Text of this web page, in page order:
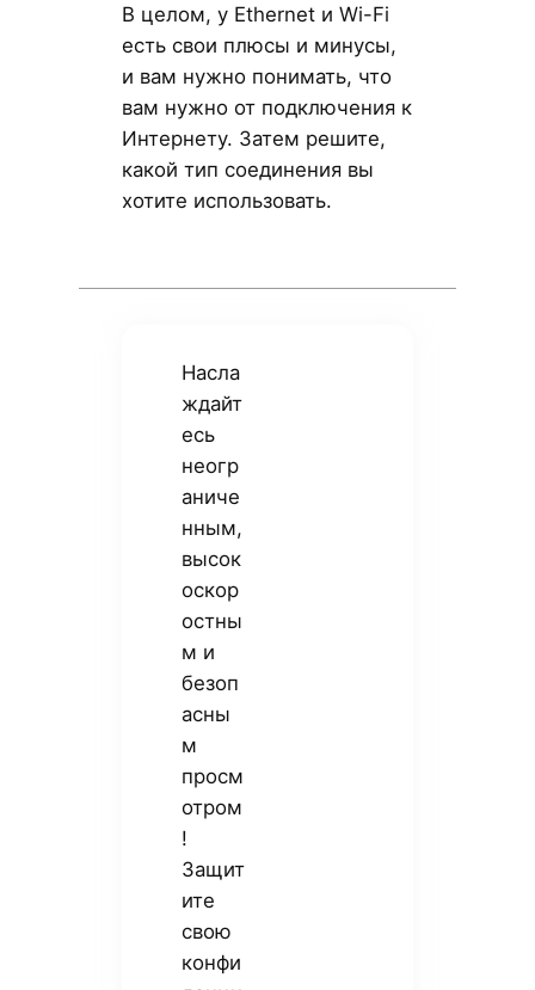
В целом, у Ethernet и Wi-Fi
есть свои плюсы и минусы,
и вам нужно понимать, что
вам нужно от подключения к
Интернету. Затем решите,
какой тип соединения вы
хотите использовать.
Насла
ждайт
есь
неогр
аниче
нным,
высок
оскор
остны
м и
безоп
асны
м
просм
отром
!
Защит
ите
свою
конфи